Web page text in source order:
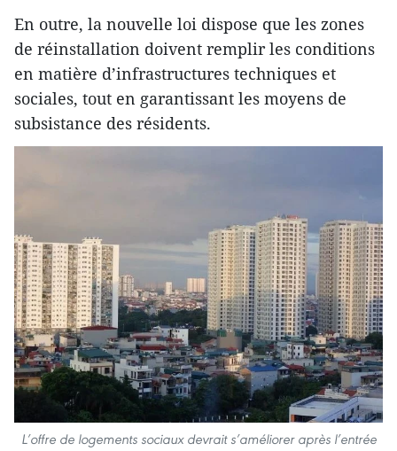
En outre, la nouvelle loi dispose que les zones
de réinstallation doivent remplir les conditions
en matière d’infrastructures techniques et
sociales, tout en garantissant les moyens de
subsistance des résidents.
L’offre de logements sociaux devrait s’améliorer après l’entrée